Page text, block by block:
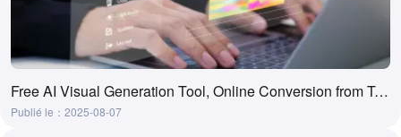
Free AI Visual Generation Tool, Online Conversion from Text to Visual
Publié le：2025-08-07